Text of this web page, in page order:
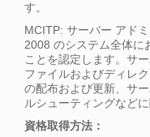
す。
MCITP: サーバー アド
2008 のシステム全体に
ことを認定します。サ
ファイルおよびディレ
の配布および更新、サ
ルシューティングなど
資格取得方法：